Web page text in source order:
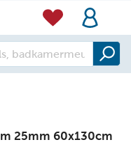
25mm 60x130cm